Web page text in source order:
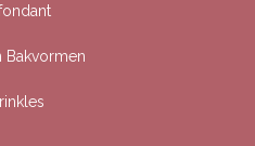
Bakvormen